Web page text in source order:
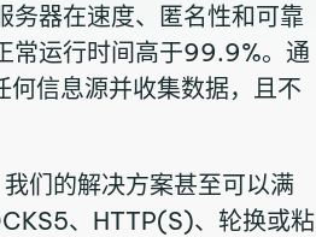
务器在速度、匿名性和可靠
常运行时间高于99.9%。通
何信息源并收集数据，且不
们的解决方案甚至可以满
、HTTP(S)、轮换或粘